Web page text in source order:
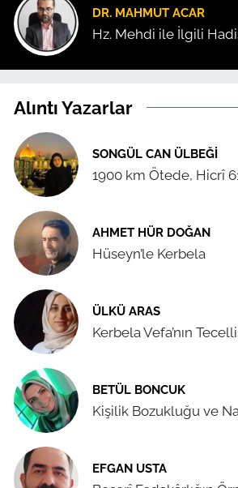
DR. MAHMUT ACAR
Hz. Mehdi ile İlgili
Alıntı Yazarlar
SONGÜL CAN ÜLBEĞI
1900 km Ötede, Hicrî
AHMET HÜR DOĞAN
Hüseyn’le Kerbela
ÜLKÜ ARAS
Kerbela Vefa’nın
BETÜL BONCUK
Kişilik Bozukluğu ve
EFGAN USTA